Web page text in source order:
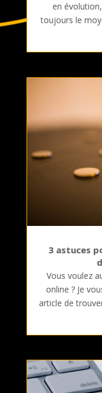
en
toujours le
3 astuces
Vous voulez
online ? Je
article de